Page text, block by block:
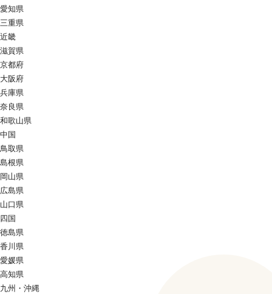
愛知県
三重県
近畿
滋賀県
京都府
大阪府
兵庫県
奈良県
和歌山県
中国
鳥取県
島根県
岡山県
広島県
山口県
四国
徳島県
香川県
愛媛県
高知県
九州・沖縄